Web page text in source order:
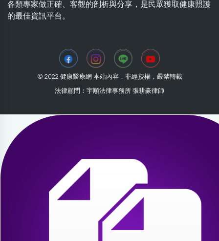
各類專家做正確、客觀的剖析與分享，是民眾獲取健康照護
的最佳資訊平台。
© 2022 健康醫療網 本站內容，非經授權，嚴禁轉載
法律顧問：宇順法律事務所 張耕豪律師